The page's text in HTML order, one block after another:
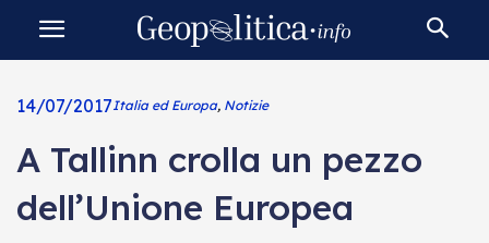
14/07/2017Italia ed Europa, Notizie
A Tallinn crolla un pezzo
dell’Unione Europea